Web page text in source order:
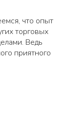
что опыт
торговых
Ведь
приятного